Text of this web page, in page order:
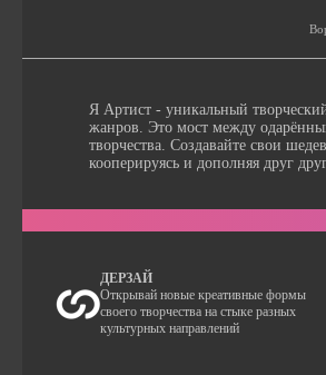
Я Артист - уникальный
жанров. Это мост между
творчества. Создавайте свои
кооперируясь и дополняя друг
ДЕРЗАЙ
Открывай новые креативные формы
своего творчества на стыке разных
культурных направлений